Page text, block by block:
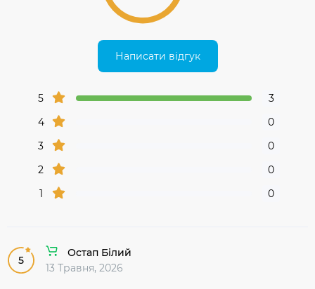
Написати відгук
5
3
4
0
3
0
2
0
1
0
5
Остап Білий
13 Травня, 2026